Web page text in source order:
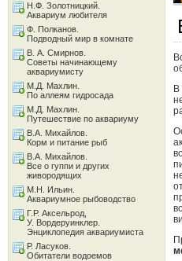
В
Н.Ф. Золотницкий.
Аквариум любителя
Ф. Полканов.
Подводный мир в комнате
В. А. Смирнов.
Советы начинающему
аквариумисту
М.Д. Махлин.
По аллеям гидросада
М.Д. Махлин.
Путешествие по аквариуму
В.А. Михайлов.
Корм и питание рыб
В.А. Михайлов.
Все о гуппи и других
живородящих
М.Н. Ильин.
Аквариумное рыбоводство
Г.Р. Аксельрод,
У. Вордеруинклер.
Энциклопедия аквариумиста
Р. Ласуков.
Обитатели водоемов